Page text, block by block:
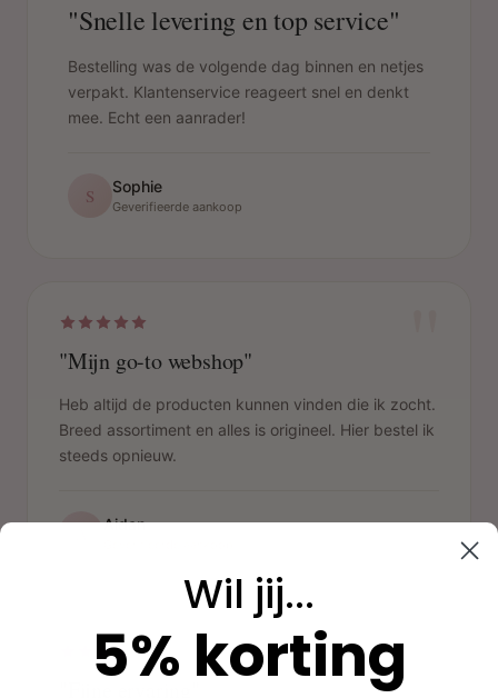
"Snelle levering en top service"
Bestelling was de volgende dag binnen en netjes
verpakt. Klantenservice reageert snel en denkt
mee. Echt een aanrader!
S Sophie
Geverifieerde aankoop
"Mijn go-to webshop"
Heb altijd de producten kunnen vinden die ik zocht.
Breed assortiment en alles is origineel. Hier bestel ik
steeds opnieuw.
Aidan
Wil jij...
5% korting